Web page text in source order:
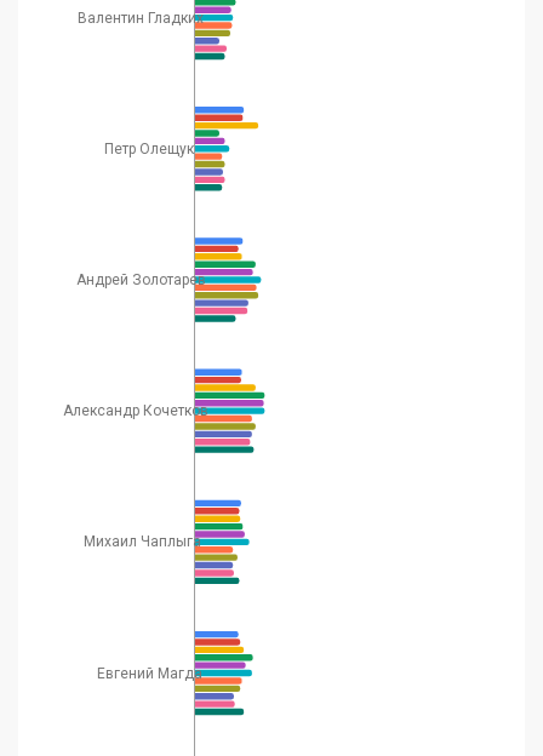
Валентин Гладких
Петр Олещук
Андрей Золотарев
Александр Кочетков
Михаил Чаплыга
Евгений Магда